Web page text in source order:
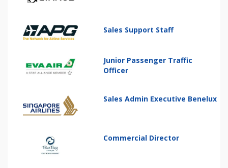
Sales Support Staff
Junior Passenger Traffic
Officer
Sales Admin Executive Benelux
Commercial Director